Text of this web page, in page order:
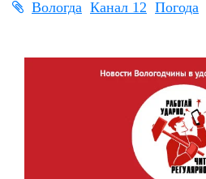
Вологда Канал 12 Погода